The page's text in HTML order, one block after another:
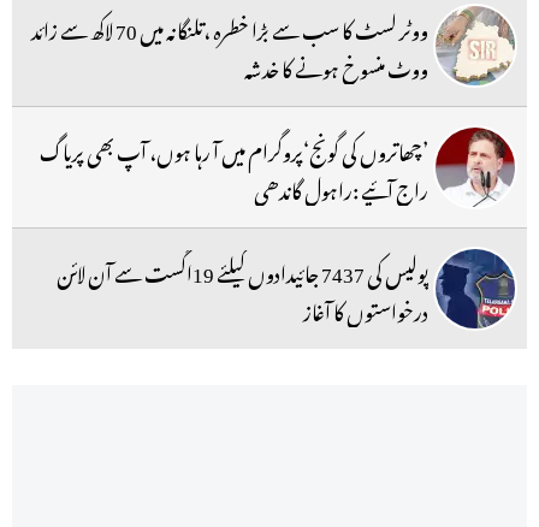
ووٹر لسٹ کا سب سے بڑا خطرہ ،تلنگانہ میں 70 لاکھ سے زائد
ووٹ منسوخ ہونے کا خدشہ
’چھاتروں کی گونج‘پروگرام میں آ رہا ہوں، آپ بھی پریاگ
راج آئیے :راہول گاندھی
پولیس کی 7437 جائیدادوں کیلئے 19اگست سے آن لائن
درخواستوں کا آغاز